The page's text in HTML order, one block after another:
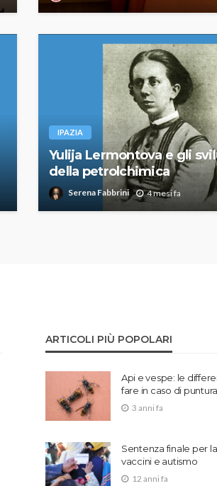
IPAZIA
Yulija Lermontova e gli
della petrolchimica
Serena Fabbrini 4 mesi fa
ARTICOLI PIÙ POPOLARI
Api e vespe: le
fare in caso di puntura
3 anni fa
Sentenza finale per
vaccini e autismo
12 anni fa